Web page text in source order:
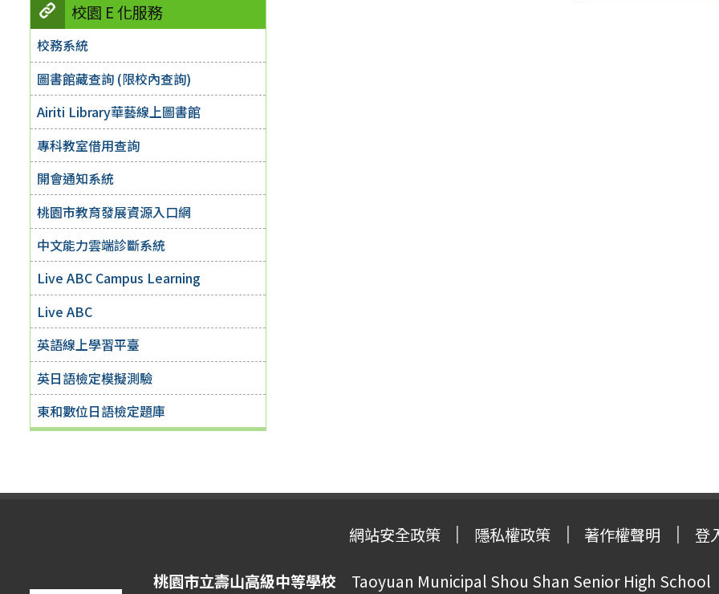
校園 E 化服務
校務系統
圖書館藏查詢 (限校內查詢)
Airiti Library華藝線上圖書館
專科教室借用查詢
開會通知系統
桃園市教育發展資源入口網
中文能力雲端診斷系統
Live ABC Campus Learning
Live ABC
英語線上學習平臺
英日語檢定模擬測驗
東和數位日語檢定題庫
網站安全政策 隱私權政策 著作權聲明 登
桃園市立壽山高級中等學校 Taoyuan Municipal Shou Shan Senior High School